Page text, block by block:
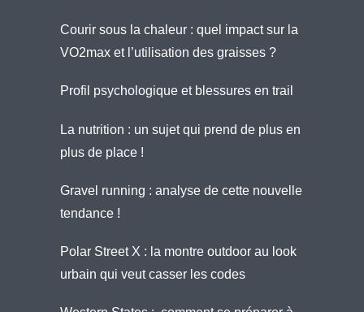
Courir sous la chaleur : quel impact sur la
VO2max et l’utilisation des graisses ?
Profil psychologique et blessures en trail
La nutrition : un sujet qui prend de plus en
plus de place !
Gravel running : analyse de cette nouvelle
tendance !
Polar Street X : la montre outdoor au look
urbain qui veut casser les codes